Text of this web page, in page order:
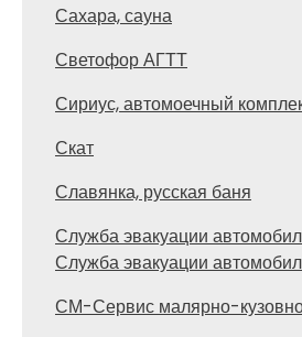
Сахара, сауна
Светофор АГТТ
Сириус, автомоечный
Скат
Славянка, русская баня
Служба эвакуации
Служба эвакуации
СМ-Сервис малярно-